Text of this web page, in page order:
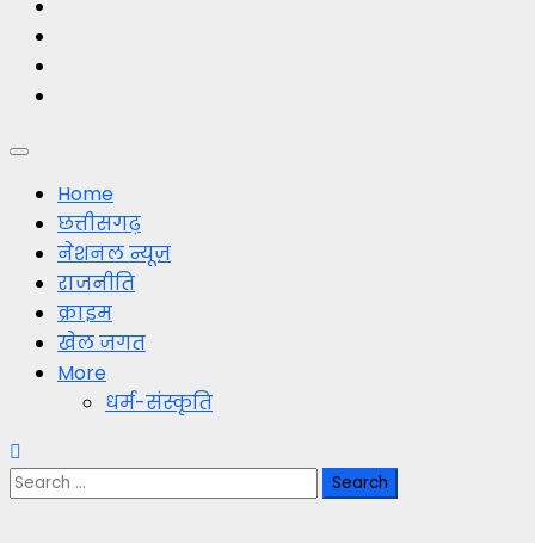
Primary
MenuHome
छत्तीसगढ़
नेशनल न्यूज़
राजनीति
क्राइम
खेल जगत
More
धर्म-संस्कृति
Search